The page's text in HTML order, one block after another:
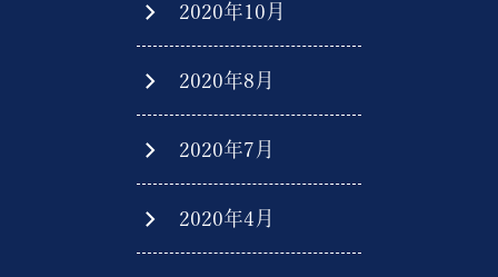
2020年10月
2020年8月
2020年7月
2020年4月